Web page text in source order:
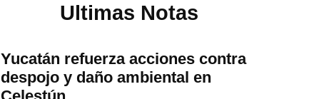
Ultimas Notas
Yucatán refuerza acciones contra
despojo y daño ambiental en